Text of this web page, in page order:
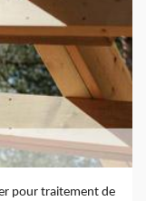
pour traitement de